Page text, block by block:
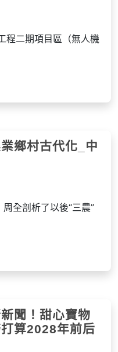
程二期項目區（無人機
鄉村古代化_中
全剖析了以後“三農”
聞！甜心寶物
算2028年前后